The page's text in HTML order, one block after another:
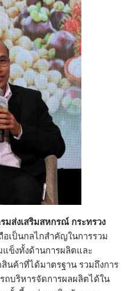
มส่งเสริมสหกรณ์ กระทรวง
อเป็นกลไกสำคัญในการรวม
แข็งทั้งด้านการผลิตและ
ค้าที่ได้มาตรฐาน รวมถึงการ
ถบริหารจัดการผลผลิตได้ใน